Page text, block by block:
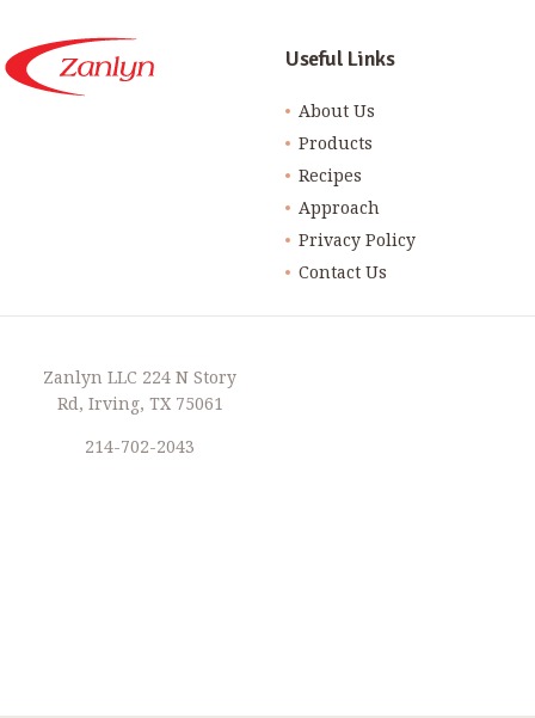
Useful Links
About Us
Products
Recipes
Approach
Privacy Policy
Contact Us
Zanlyn LLC 224 N Story
Rd, Irving, TX 75061
214-702-2043